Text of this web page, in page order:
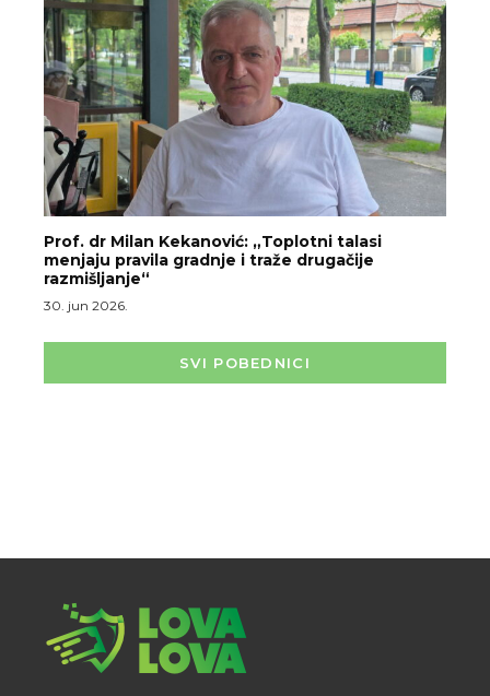
Prof. dr Milan Kekanović: „Toplotni talasi
menjaju pravila gradnje i traže drugačije
razmišljanje“
30. jun 2026.
SVI POBEDNICI